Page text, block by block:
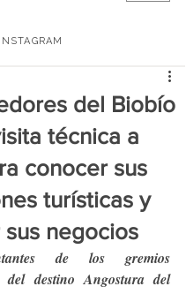
INSTAGRAM
del Biobío
técnica a
conocer sus
turísticas y
negocios
de los gremios
del destino Angostura del